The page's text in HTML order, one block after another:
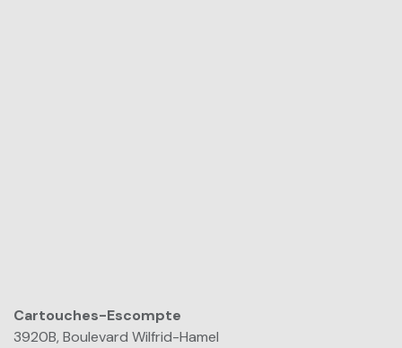
Cartouches-Escompte
3920B, Boulevard Wilfrid-Hamel